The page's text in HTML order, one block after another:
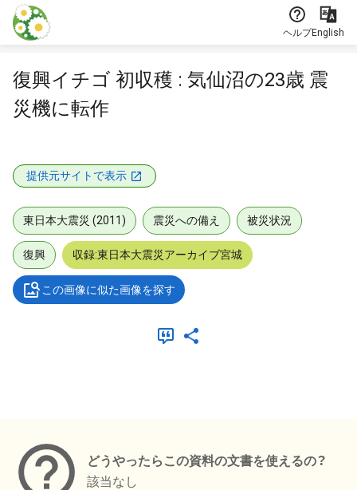
本文に飛ぶ
ヘルプEnglish
復興イチゴ 初収穫 : 気仙沼の23歳 震
災機に転作
提供元サイトで表示
東日本大震災 (2011) 震災への備え 被災状況
復興 収録:東日本大震災アーカイブ宮城
この画像に似た画像を探す
どうやったらこの資料の文書を使えるの？
該当なし